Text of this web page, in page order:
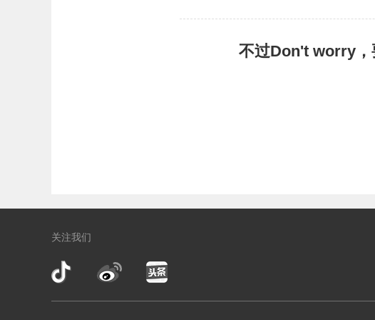
不过Don't worry，
关注我们